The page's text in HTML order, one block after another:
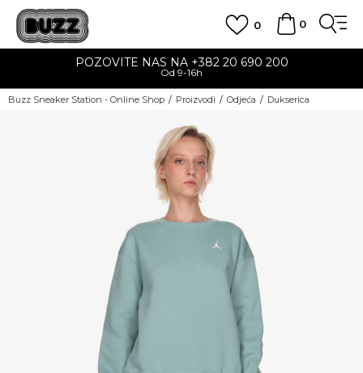
0
0
POZOVITE NAS NA +382 20 690 200
Od 9-16h
Buzz Sneaker Station - Online Shop Proizvodi Odjeća Dukserica